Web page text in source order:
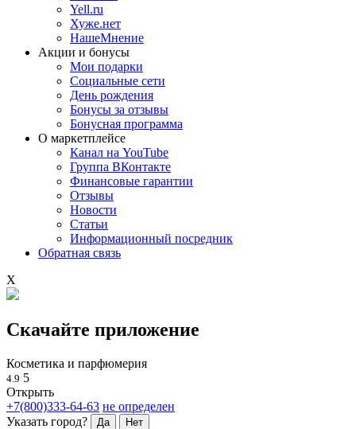
Yell.ru
Хуже.нет
НашеМнение
Акции и бонусы
Мои подарки
Социальные сети
День рождения
Бонусы за отзывы
Бонусная программа
О маркетплейсе
Канал на YouTube
Группа ВКонтакте
Финансовые гарантии
Отзывы
Новости
Статьи
Информационный посредник
Обратная связь
X
Скачайте приложение
Косметика и парфюмерия
4.9 5
Открыть
+7(800)333-64-63 не определен
Указать город?
Да Нет